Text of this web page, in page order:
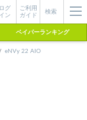
検索
ご利用
ガイド
ログ
イン
ベイパーランキング
eNVy 22 AIO
されていない可能